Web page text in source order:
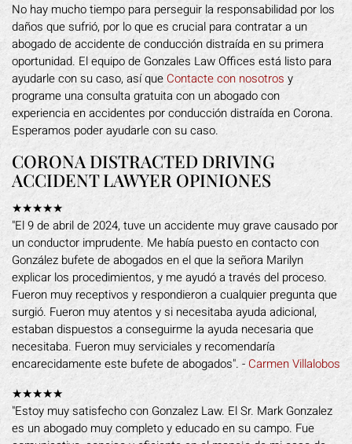
No hay mucho tiempo para perseguir la responsabilidad por los
daños que sufrió, por lo que es crucial para contratar a un
abogado de accidente de conducción distraída en su primera
oportunidad. El equipo de Gonzales Law Offices está listo para
ayudarle con su caso, así que Contacte con nosotros y
programe una consulta gratuita con un abogado con
experiencia en accidentes por conducción distraída en Corona.
Esperamos poder ayudarle con su caso.
CORONA DISTRACTED DRIVING
ACCIDENT LAWYER OPINIONES
★★★★★
"El 9 de abril de 2024, tuve un accidente muy grave causado por
un conductor imprudente. Me había puesto en contacto con
González bufete de abogados en el que la señora Marilyn
explicar los procedimientos, y me ayudó a través del proceso.
Fueron muy receptivos y respondieron a cualquier pregunta que
surgió. Fueron muy atentos y si necesitaba ayuda adicional,
estaban dispuestos a conseguirme la ayuda necesaria que
necesitaba. Fueron muy serviciales y recomendaría
encarecidamente este bufete de abogados". - Carmen Villalobos
★★★★★
"Estoy muy satisfecho con Gonzalez Law. El Sr. Mark Gonzalez
es un abogado muy completo y educado en su campo. Fue